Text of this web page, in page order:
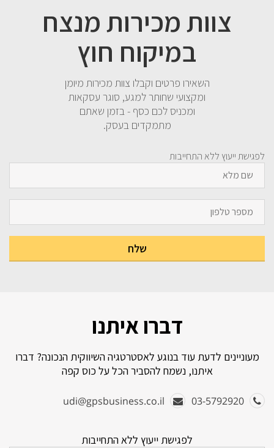
צוות מכירות מנצח
במיקוח חוץ
השאירו פרטים וקבלו צוות מכירות מיומן
ומקצועי שחותר למגע, סוגר עסקאות
ומכניס לכם כסף - בזמן שאתם
מתמקדים בעסק.
לפגישת ייעוץ ללא התחייבות
דברו איתנו
מעוניינים לדעת עוד בנוגע לאסטרטגיה השיווקית הנכונה? דברו
איתנו, נשמח להסביר הכל על כוס קפה
udi@gpsbusiness.co.il
לפגישת ייעוץ ללא התחייבות